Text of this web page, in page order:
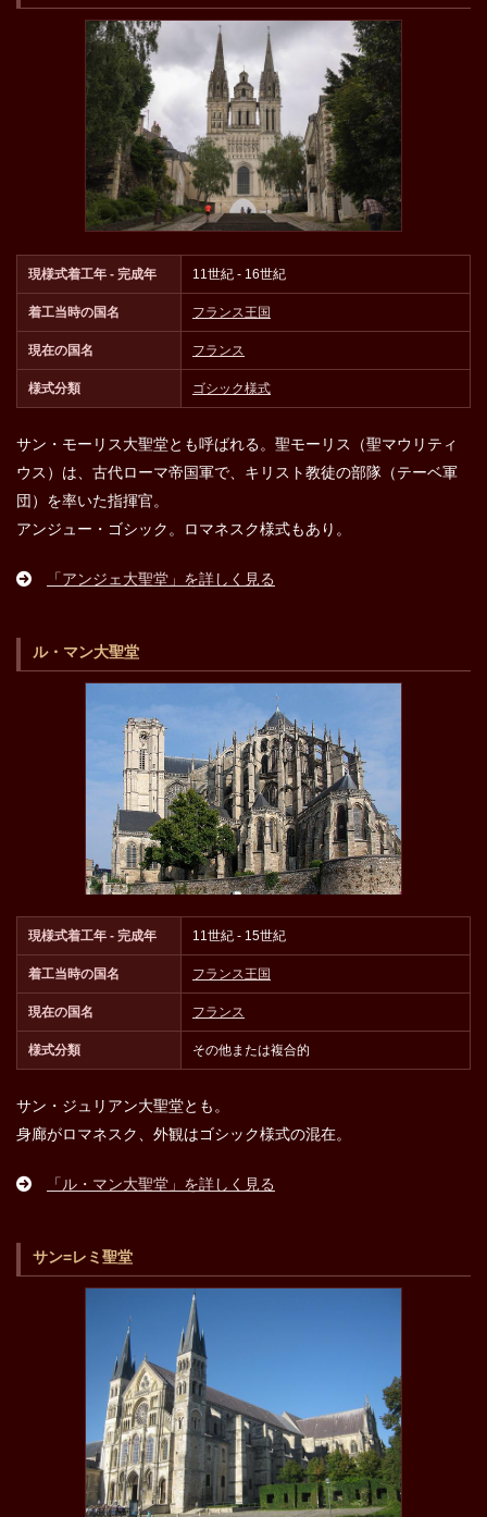
現様式着工年 - 完成年 11世紀 - 16世紀
着工当時の国名 フランス王国
現在の国名 フランス
様式分類 ゴシック様式
サン・モーリス大聖堂とも呼ばれる。聖モーリス（聖マウリティ
ウス）は、古代ローマ帝国軍で、キリスト教徒の部隊（テーベ軍
団）を率いた指揮官。
アンジュー・ゴシック。ロマネスク様式もあり。
「アンジェ大聖堂」を詳しく見る
ル・マン大聖堂
現様式着工年 - 完成年 11世紀 - 15世紀
着工当時の国名 フランス王国
現在の国名 フランス
様式分類 その他または複合的
サン・ジュリアン大聖堂とも。
身廊がロマネスク、外観はゴシック様式の混在。
「ル・マン大聖堂」を詳しく見る
サン=レミ聖堂